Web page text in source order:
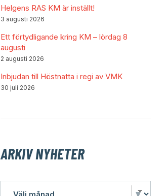
Helgens RAS KM är inställt!
3 augusti 2026
Ett förtydligande kring KM – lördag 8
augusti
2 augusti 2026
Inbjudan till Höstnatta i regi av VMK
30 juli 2026
ARKIV NYHETER